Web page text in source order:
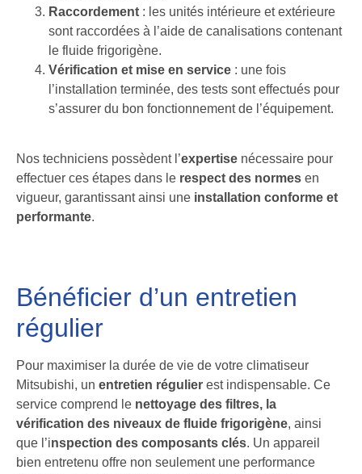
Raccordement : les unités intérieure et extérieure
sont raccordées à l’aide de canalisations contenant
le fluide frigorigène.
Vérification et mise en service : une fois
l’installation terminée, des tests sont effectués pour
s’assurer du bon fonctionnement de l’équipement.
Nos techniciens possèdent l’expertise nécessaire pour
effectuer ces étapes dans le respect des normes en
vigueur, garantissant ainsi une installation conforme et
performante.
Bénéficier d’un entretien
régulier
Pour maximiser la durée de vie de votre climatiseur
Mitsubishi, un entretien régulier est indispensable. Ce
service comprend le nettoyage des filtres, la
vérification des niveaux de fluide frigorigène, ainsi
que l’inspection des composants clés. Un appareil
bien entretenu offre non seulement une performance